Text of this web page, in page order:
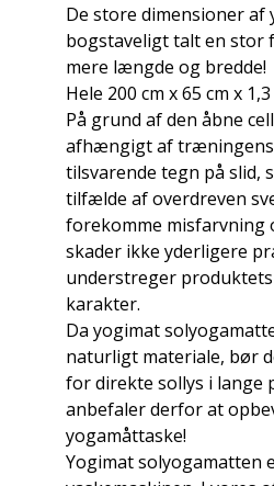
De store dimensioner af
bogstaveligt talt en stor
mere længde og bredde!
Hele 200 cm x 65 cm x
På grund af den åbne
afhængigt af
tilsvarende tegn på slid,
tilfælde af overdreven
forekomme misfarvning
skader ikke yderligere
understreger
karakter.
Da yogimat
naturligt materiale, bør
for direkte sollys i lange
anbefaler derfor at
yogamåttaske!
Yogimat solyogamatten